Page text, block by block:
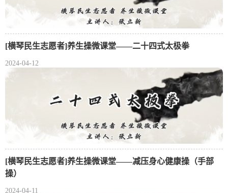
[横琴民生志愿者]养生操微课堂——二十四式太极拳
2024-04-12
[横琴民生志愿者]养生操微课堂——减压身心健康操（手部
操）
2024-04-11